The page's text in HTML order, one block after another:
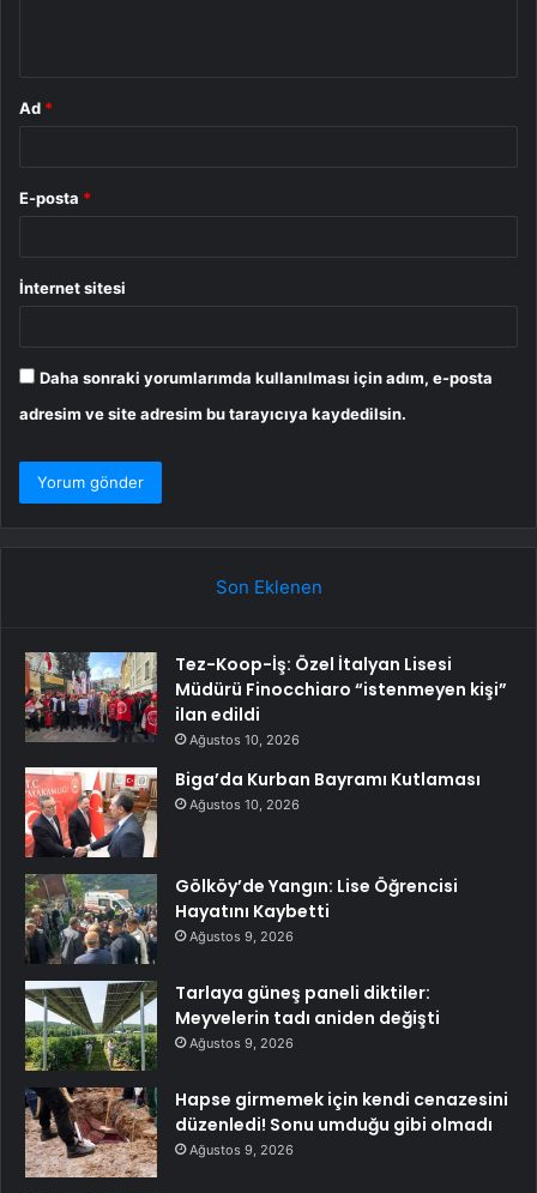
Ad *
E-posta *
İnternet sitesi
Daha sonraki yorumlarımda kullanılması için adım, e-posta
adresim ve site adresim bu tarayıcıya kaydedilsin.
Son Eklenen
Tez-Koop-İş: Özel İtalyan Lisesi
Müdürü Finocchiaro “istenmeyen kişi”
ilan edildi
Ağustos 10, 2026
Biga’da Kurban Bayramı Kutlaması
Ağustos 10, 2026
Gölköy’de Yangın: Lise Öğrencisi
Hayatını Kaybetti
Ağustos 9, 2026
Tarlaya güneş paneli diktiler:
Meyvelerin tadı aniden değişti
Ağustos 9, 2026
Hapse girmemek için kendi cenazesini
düzenledi! Sonu umduğu gibi olmadı
Ağustos 9, 2026